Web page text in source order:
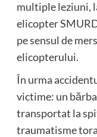
multiple leziuni,
elicopter
pe sensul de
elicopterului.
În urma
victime: un
transportat la
traumatisme